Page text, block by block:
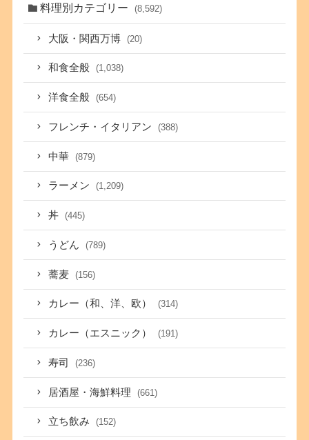
料理別カテゴリー (8,592)
大阪・関西万博 (20)
和食全般 (1,038)
洋食全般 (654)
フレンチ・イタリアン (388)
中華 (879)
ラーメン (1,209)
丼 (445)
うどん (789)
蕎麦 (156)
カレー（和、洋、欧） (314)
カレー（エスニック） (191)
寿司 (236)
居酒屋・海鮮料理 (661)
立ち飲み (152)